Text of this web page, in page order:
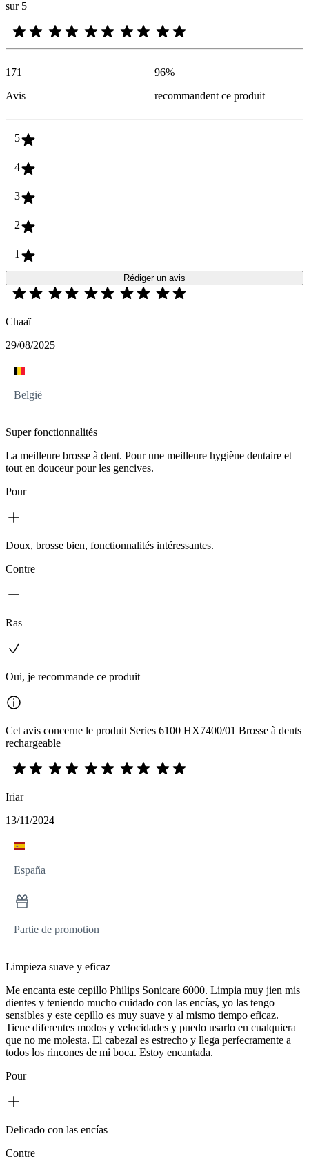
sur 5
171
Avis
96%
recommandent ce produit
5
4
3
2
1
Rédiger un avis
Chaaï
29/08/2025
België
Super fonctionnalités
La meilleure brosse à dent. Pour une meilleure hygiène dentaire et
tout en douceur pour les gencives.
Pour
Doux, brosse bien, fonctionnalités intéressantes.
Contre
Ras
Oui, je recommande ce produit
Cet avis concerne le produit Series 6100 HX7400/01 Brosse à dents
rechargeable
Iriar
13/11/2024
España
Partie de promotion
Limpieza suave y eficaz
Me encanta este cepillo Philips Sonicare 6000. Limpia muy jien mis
dientes y teniendo mucho cuidado con las encías, yo las tengo
sensibles y este cepillo es muy suave y al mismo tiempo eficaz.
Tiene diferentes modos y velocidades y puedo usarlo en cualquiera
que no me molesta. El cabezal es estrecho y llega perfecramente a
todos los rincones de mi boca. Estoy encantada.
Pour
Delicado con las encías
Contre